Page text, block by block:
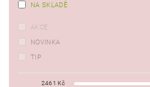
NA SKLADĚ
AKCE
NOVINKA
TIP
2461 Kč